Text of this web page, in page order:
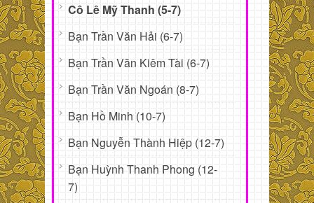
Cô Lê Mỹ Thanh (5-7)
Bạn Trần Văn Hải (6-7)
Bạn Trần Văn Kiêm Tài (6-7)
Bạn Trần Văn Ngoán (8-7)
Bạn Hồ Minh (10-7)
Bạn Nguyễn Thành Hiệp (12-7)
Bạn Huỳnh Thanh Phong (12-
7)